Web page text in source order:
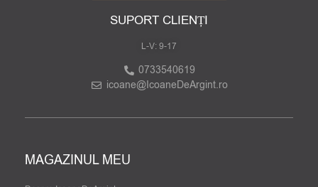
SUPORT CLIENȚI
L-V: 9-17
0733540619
icoane@IcoaneDeArgint.ro
MAGAZINUL MEU